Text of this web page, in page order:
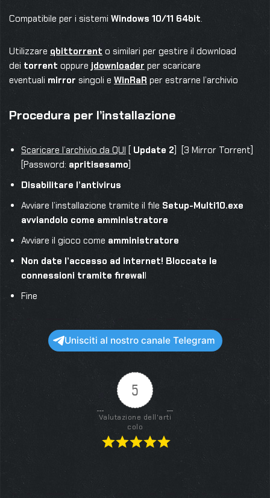
Compatibile per i sistemi Windows 10/11 64bit.
Utilizzare qbittorrent o similari per gestire il download
dei torrent oppure jdownloader per scaricare
eventuali mirror singoli e WinRaR per estrarne l’archivio
Procedura per l’installazione
Scaricare l’archivio da QUI [ Update 2] [3 Mirror Torrent]
[Password: apritisesamo]
Disabilitare l’antivirus
Avviare l’installazione tramite il file Setup-Multi10.exe
avviandolo come amministratore
Avviare il gioco come amministratore
Non date l’accesso ad internet! Bloccate le
connessioni tramite firewall
Fine
Unisciti al nostro canale Telegram
5
Valutazione dell'arti
colo